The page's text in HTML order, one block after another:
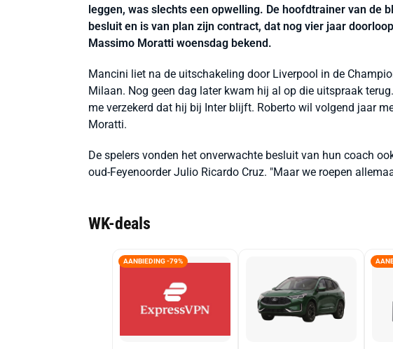
leggen, was slechts een opwelling. De hoofdtrainer van de
besluit en is van plan zijn contract, dat nog vier jaar
Massimo Moratti woensdag bekend.
Mancini liet na de uitschakeling door Liverpool in de
Milaan. Nog geen dag later kwam hij al op die uitspraak
me verzekerd dat hij bij Inter blijft. Roberto wil volgend jaar
Moratti.
De spelers vonden het onverwachte besluit van hun coach
oud-Feyenoorder Julio Ricardo Cruz. "Maar we roepen
WK-deals
AANBIEDING -79%